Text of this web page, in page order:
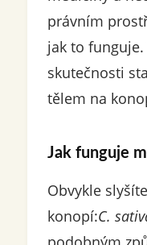
právním
jak to funguje.
skutečnosti
tělem na
Jak funguje
Obvykle
konopí:C.